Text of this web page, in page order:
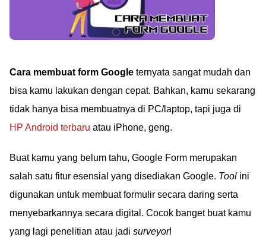
Cara membuat form Google ternyata sangat mudah dan
bisa kamu lakukan dengan cepat. Bahkan, kamu sekarang
tidak hanya bisa membuatnya di PC/laptop, tapi juga di
HP Android terbaru atau iPhone, geng.
Buat kamu yang belum tahu, Google Form merupakan
salah satu fitur esensial yang disediakan Google. Tool ini
digunakan untuk membuat formulir secara daring serta
menyebarkannya secara digital. Cocok banget buat kamu
yang lagi penelitian atau jadi surveyor!